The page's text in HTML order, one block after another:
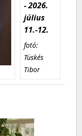
- 2026.
július
11.-12.
fotó:
Tüskés
Tibor